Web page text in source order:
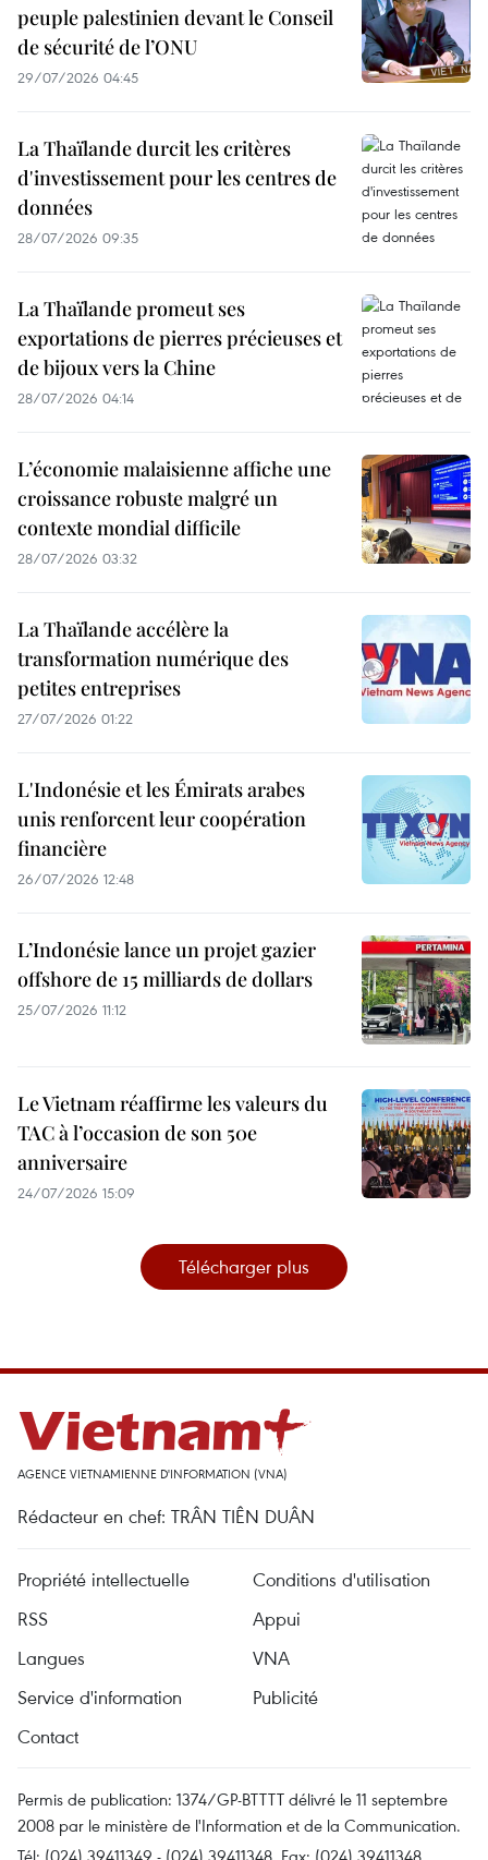
peuple palestinien devant le Conseil
de sécurité de l’ONU
29/07/2026 04:45
La Thaïlande durcit les critères
d'investissement pour les centres de
données
28/07/2026 09:35
La Thaïlande promeut ses
exportations de pierres précieuses et
de bijoux vers la Chine
28/07/2026 04:14
L’économie malaisienne affiche une
croissance robuste malgré un
contexte mondial difficile
28/07/2026 03:32
La Thaïlande accélère la
transformation numérique des
petites entreprises
27/07/2026 01:22
L'Indonésie et les Émirats arabes
unis renforcent leur coopération
financière
26/07/2026 12:48
L’Indonésie lance un projet gazier
offshore de 15 milliards de dollars
25/07/2026 11:12
Le Vietnam réaffirme les valeurs du
TAC à l’occasion de son 50e
anniversaire
24/07/2026 15:09
Télécharger plus
AGENCE VIETNAMIENNE D'INFORMATION (VNA)
Rédacteur en chef: TRÂN TIÊN DUÂN
Propriété intellectuelle
Conditions d'utilisation
RSS
Appui
Langues
VNA
Service d'information
Publicité
Contact
Permis de publication: 1374/GP-BTTTT délivré le 11 septembre
2008 par le ministère de l'Information et de la Communication.